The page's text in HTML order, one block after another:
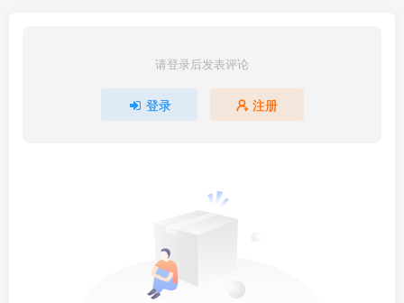
请登录后发表评论
登录 注册